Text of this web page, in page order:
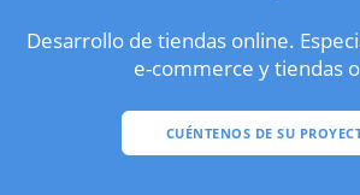
Desarrollo de tiendas online.
e-commerce y tiendas
CUÉNTENOS DE SU